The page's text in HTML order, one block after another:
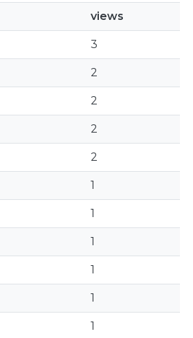
views
3
2
2
2
2
1
1
1
1
1
1